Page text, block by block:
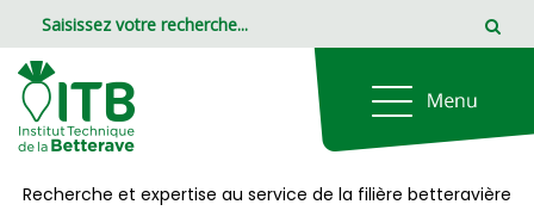
Recherche et expertise au service de la filière betteravière
Panneau de gestion des cookies